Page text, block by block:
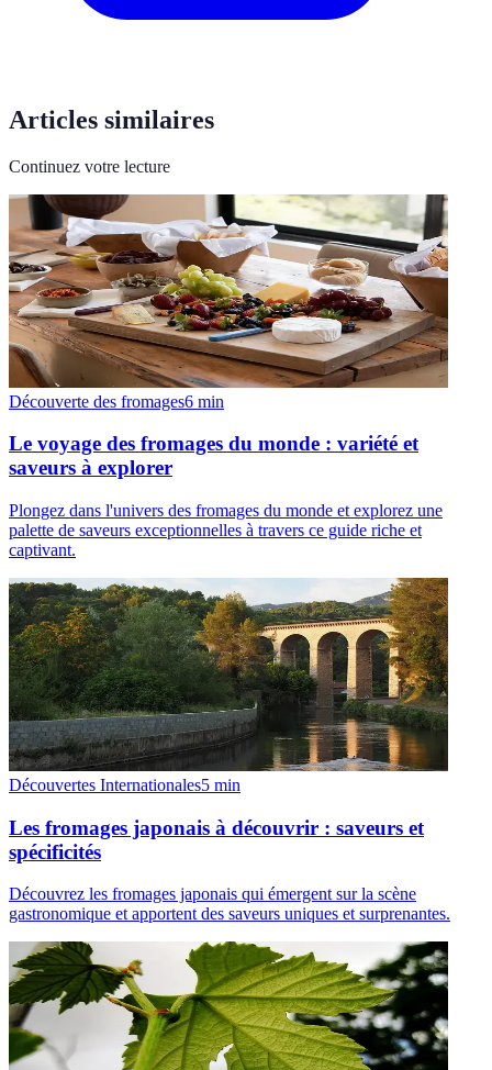
Articles similaires
Continuez votre lecture
Découverte des fromages6 min
Le voyage des fromages du monde : variété et
saveurs à explorer
Plongez dans l'univers des fromages du monde et explorez une
palette de saveurs exceptionnelles à travers ce guide riche et
captivant.
Découvertes Internationales5 min
Les fromages japonais à découvrir : saveurs et
spécificités
Découvrez les fromages japonais qui émergent sur la scène
gastronomique et apportent des saveurs uniques et surprenantes.